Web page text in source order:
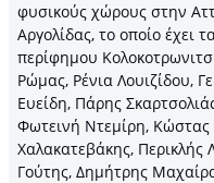
φυσικούς χώρους στην
Αργολίδας, το οποίο έχει
περίφημου
Ρώμας, Ρένια Λουιζίδου,
Ευείδη, Πάρης
Φωτεινή Ντεμίρη, Κώστας
Χαλακατεβάκης, Περικλής
Γούτης, Δημήτρης